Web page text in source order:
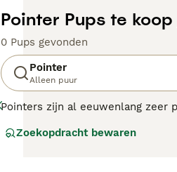
Pointer Pups te koop
0 Pups gevonden
Pointer
Alleen puur
Pointers zijn al eeuwenlang zeer
Zoekopdracht bewaren